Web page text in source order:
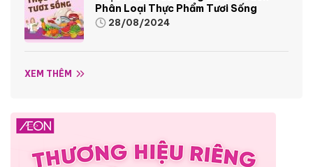
Phân Loại Thực Phẩm Tươi Sống
28/08/2024
XEM THÊM